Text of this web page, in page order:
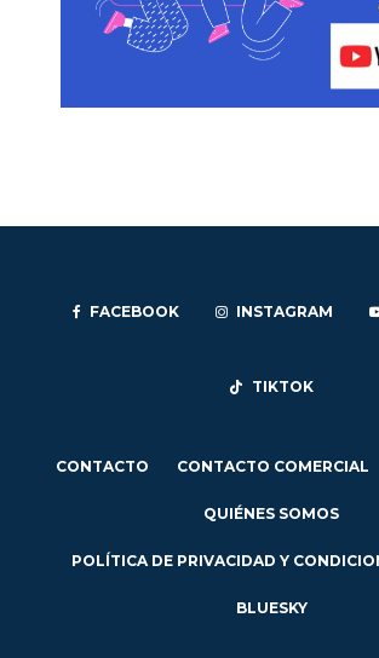
FACEBOOK INSTAGRAM
TIKTOK
CONTACTO CONTACTO COMERCIAL
QUIÉNES SOMOS
POLÍTICA DE PRIVACIDAD Y
BLUESKY